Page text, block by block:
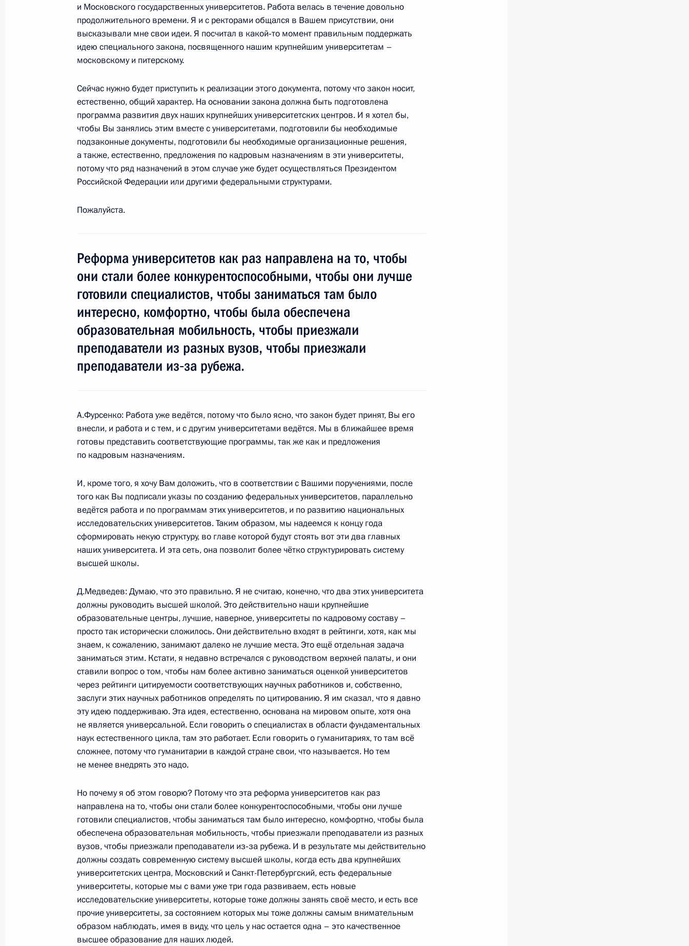
Встреча с Президентом Вьетнама Нгуен Минь Чиетом
14 ноября 2009 года, 14:00 Сингапур
Встреча с Председателем Китайской Народной Республики Ху
Цзиньтао
14 ноября 2009 года, 13:00
2
Кризис продемонстрировал тотальную взаимозависимость
экономик разных стран
Статья Дмитрия Медведева «Роль России в «переходный»
период»
13 ноября 2009 года, 21:00
Дмитрий Медведев поручил Минобороны и МЧС принять меры
по ликвидации последствий чрезвычайной ситуации
в Ульяновске
Перечень поручений по итогам Послания Федеральному
Собранию будет подписан до конца недели
Дмитрий Медведев поручил Председателю Правительства
Владимиру Путину к 1 марта 2010 года представить предложения
по реформированию госкорпораций
13 ноября 2009 года, 15:00
17–18 ноября Дмитрий Медведев посетит Стокгольм для участия
во встрече на высшем уровне Россия–ЕС
13 ноября 2009 года, 12:10
Статья Дмитрия Медведева «АТЭС: на пути к стабильному,
безопасному и процветающему сообществу»
13 ноября 2009 года, 00:05
12 ноября 2009 года, четверг
Президент России Дмитрий Медведев выступил с Посланием
Федеральному Собранию
12 ноября 2009 года, 13:45 Москва, Большой Кремлёвский дворец
11 ноября 2009 года, среда
Президент согласился со списками кандидатур на должности
Главы Республики Коми, главы администрации Волгоградской
области и Президента Республики Марий Эл, предложенными
партией «Единая Россия»
и Московского государственных университетов. Работа велась в течение довольно
продолжительного времени. Я и с ректорами общался в Вашем присутствии, они
высказывали мне свои идеи. Я посчитал в какой‑то момент правильным поддержать
идею специального закона, посвященного нашим крупнейшим университетам –
московскому и питерскому.
Сейчас нужно будет приступить к реализации этого документа, потому что закон носит,
естественно, общий характер. На основании закона должна быть подготовлена
программа развития двух наших крупнейших университетских центров. И я хотел бы,
чтобы Вы занялись этим вместе с университетами, подготовили бы необходимые
подзаконные документы, подготовили бы необходимые организационные решения,
а также, естественно, предложения по кадровым назначениям в эти университеты,
потому что ряд назначений в этом случае уже будет осуществляться Президентом
Российской Федерации или другими федеральными структурами.
Пожалуйста.
Реформа университетов как раз направлена на то, чтобы
они стали более конкурентоспособными, чтобы они лучше
готовили специалистов, чтобы заниматься там было
интересно, комфортно, чтобы была обеспечена
образовательная мобильность, чтобы приезжали
преподаватели из разных вузов, чтобы приезжали
преподаватели из‑за рубежа.
А.Фурсенко: Работа уже ведётся, потому что было ясно, что закон будет принят, Вы его
внесли, и работа и с тем, и с другим университетами ведётся. Мы в ближайшее время
готовы представить соответствующие программы, так же как и предложения
по кадровым назначениям.
И, кроме того, я хочу Вам доложить, что в соответствии с Вашими поручениями, после
того как Вы подписали указы по созданию федеральных университетов, параллельно
ведётся работа и по программам этих университетов, и по развитию национальных
исследовательских университетов. Таким образом, мы надеемся к концу года
сформировать некую структуру, во главе которой будут стоять вот эти два главных
наших университета. И эта сеть, она позволит более чётко структурировать систему
высшей школы.
Д.Медведев: Думаю, что это правильно. Я не считаю, конечно, что два этих университета
должны руководить высшей школой. Это действительно наши крупнейшие
образовательные центры, лучшие, наверное, университеты по кадровому составу –
просто так исторически сложилось. Они действительно входят в рейтинги, хотя, как мы
знаем, к сожалению, занимают далеко не лучшие места. Это ещё отдельная задача
заниматься этим. Кстати, я недавно встречался с руководством верхней палаты, и они
ставили вопрос о том, чтобы нам более активно заниматься оценкой университетов
через рейтинги цитируемости соответствующих научных работников и, собственно,
заслуги этих научных работников определять по цитированию. Я им сказал, что я давно
эту идею поддерживаю. Эта идея, естественно, основана на мировом опыте, хотя она
не является универсальной. Если говорить о специалистах в области фундаментальных
наук естественного цикла, там это работает. Если говорить о гуманитариях, то там всё
сложнее, потому что гуманитарии в каждой стране свои, что называется. Но тем
не менее внедрять это надо.
Но почему я об этом говорю? Потому что эта реформа университетов как раз
направлена на то, чтобы они стали более конкурентоспособными, чтобы они лучше
готовили специалистов, чтобы заниматься там было интересно, комфортно, чтобы была
обеспечена образовательная мобильность, чтобы приезжали преподаватели из разных
вузов, чтобы приезжали преподаватели из‑за рубежа. И в результате мы действительно
должны создать современную систему высшей школы, когда есть два крупнейших
университетских центра, Московский и Санкт-Петербургский, есть федеральные
университеты, которые мы с вами уже три года развиваем, есть новые
исследовательские университеты, которые тоже должны занять своё место, и есть все
прочие университеты, за состоянием которых мы тоже должны самым внимательным
образом наблюдать, имея в виду, что цель у нас остается одна – это качественное
высшее образование для наших людей.